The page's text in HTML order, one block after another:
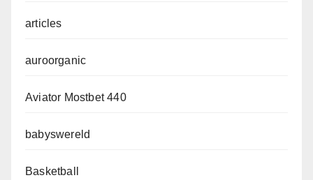
articles
auroorganic
Aviator Mostbet 440
babyswereld
Basketball